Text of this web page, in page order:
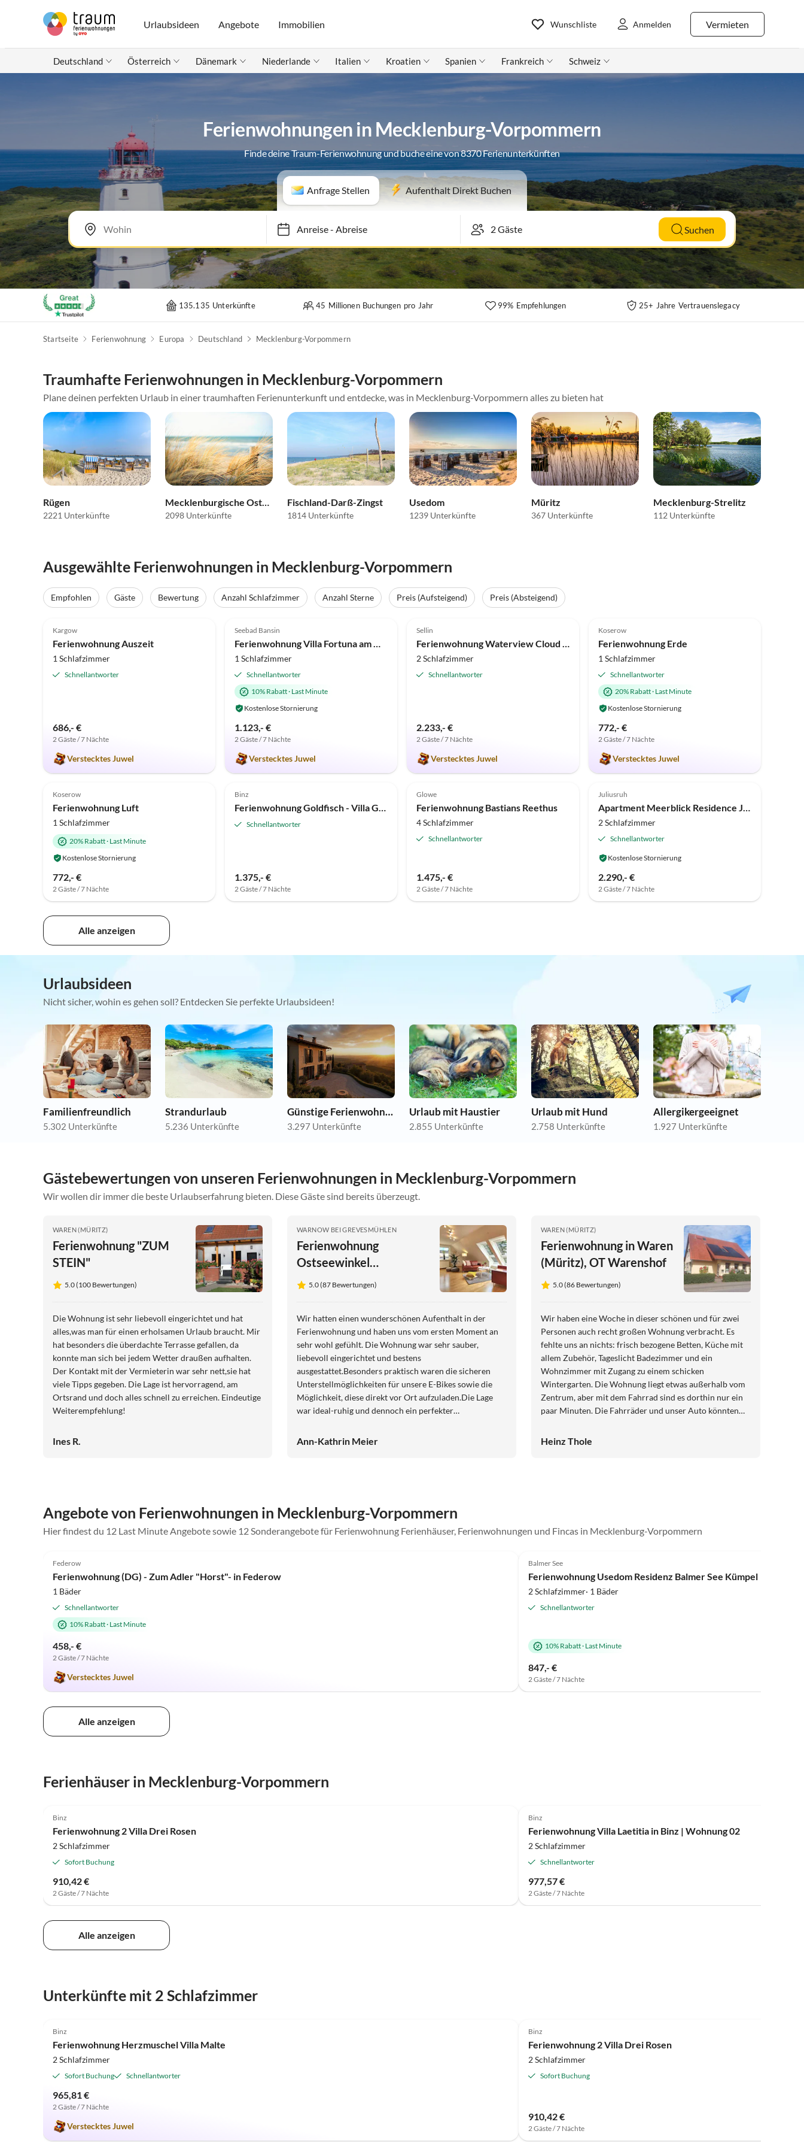
Urlaubsideen Angebote Immobilien Vermieten
Wunschliste Anmelden
Deutschland Österreich Dänemark Niederlande Italien Kroatien Spanien Frankreich Schweiz
Ferienwohnungen in Mecklenburg-Vorpommern
Finde deine Traum-Ferienwohnung und buche eine von 8370 Ferienunterkünften
Anfrage Stellen Aufenthalt Direkt Buchen
Anreise-Abreise Suchen
135.135 Unterkünfte 45 Millionen Buchungen pro Jahr 99% Empfehlungen 25+ Jahre Vertrauenslegacy
Startseite Ferienwohnung Europa Deutschland Mecklenburg-Vorpommern
Traumhafte Ferienwohnungen in Mecklenburg-Vorpommern
Plane deinen perfekten Urlaub in einer traumhaften Ferienunterkunft und entdecke, was in Mecklenburg-Vorpommern alles zu bieten hat
Rügen
2221 Unterkünfte
Mecklenburgische Ostseeküste
2098 Unterkünfte
Fischland-Darß-Zingst
1814 Unterkünfte
Usedom
1239 Unterkünfte
Müritz
367 Unterkünfte
Mecklenburg-Strelitz
112 Unterkünfte
Ausgewählte Ferienwohnungen in Mecklenburg-Vorpommern
Empfohlen Gäste Bewertung Anzahl Schlafzimmer Anzahl Sterne Preis (Aufsteigend) Preis (Absteigend)
Top-Inserat
Kargow
Ferienwohnung Auszeit
1 Schlafzimmer
Schnellantworter
686,- €
2 Gäste / 7 Nächte
Verstecktes Juwel
Top-Inserat
Seebad Bansin
Ferienwohnung Villa Fortuna am Meer, 1. Stock
1 Schlafzimmer
Schnellantworter
10% Rabatt· Last Minute
Kostenlose Stornierung
1.123,- €
2 Gäste / 7 Nächte
Verstecktes Juwel
Top-Inserat
Sellin
Ferienwohnung Waterview Cloud in der Villa Philine
2 Schlafzimmer
Schnellantworter
2.233,- €
2 Gäste / 7 Nächte
Verstecktes Juwel
Koserow
Ferienwohnung Erde
1 Schlafzimmer
Schnellantworter
20% Rabatt· Last Minute
Kostenlose Stornierung
772,- €
2 Gäste / 7 Nächte
Verstecktes Juwel
Top-Inserat
4.8 (8)
Koserow
Ferienwohnung Luft
1 Schlafzimmer
20% Rabatt· Last Minute
Kostenlose Stornierung
772,- €
2 Gäste / 7 Nächte
Top-Inserat
5.0 (5)
Binz
Ferienwohnung Goldfisch - Villa Glückspilz
Schnellantworter
1.375,- €
2 Gäste / 7 Nächte
Top-Inserat
4.5 (3)
Glowe
Ferienwohnung Bastians Reethus
4 Schlafzimmer
Schnellantworter
1.475,- €
2 Gäste / 7 Nächte
Top-Inserat
Juliusruh
Apartment Meerblick Residence Juliusruh
2 Schlafzimmer
Schnellantworter
Kostenlose Stornierung
2.290,- €
2 Gäste / 7 Nächte
Alle anzeigen
Urlaubsideen
Nicht sicher, wohin es gehen soll? Entdecken Sie perfekte Urlaubsideen!
Familienfreundlich
5.302 Unterkünfte
Strandurlaub
5.236 Unterkünfte
Günstige Ferienwohnungen
3.297 Unterkünfte
Urlaub mit Haustier
2.855 Unterkünfte
Urlaub mit Hund
2.758 Unterkünfte
Allergikergeeignet
1.927 Unterkünfte
Gästebewertungen von unseren Ferienwohnungen in Mecklenburg-Vorpommern
Wir wollen dir immer die beste Urlaubserfahrung bieten. Diese Gäste sind bereits überzeugt.
WAREN (MÜRITZ)
Ferienwohnung "ZUM
STEIN"
5.0 (100 Bewertungen)
Die Wohnung ist sehr liebevoll eingerichtet und hat
alles,was man für einen erholsamen Urlaub braucht. Mir
hat besonders die überdachte Terrasse gefallen, da
konnte man sich bei jedem Wetter draußen aufhalten.
Der Kontakt mit der Vermieterin war sehr nett,sie hat
viele Tipps gegeben. Die Lage ist hervorragend, am
Ortsrand und doch alles schnell zu erreichen. Eindeutige
Weiterempfehlung!
Ines R.
WARNOW BEI GREVESMÜHLEN
Ferienwohnung
Ostseewinkel
Gänseblümchen
5.0 (87 Bewertungen)
Wir hatten einen wunderschönen Aufenthalt in der
Ferienwohnung und haben uns vom ersten Moment an
sehr wohl gefühlt. Die Wohnung war sehr sauber,
liebevoll eingerichtet und bestens
ausgestattet.Besonders praktisch waren die sicheren
Unterstellmöglichkeiten für unsere E-Bikes sowie die
Möglichkeit, diese direkt vor Ort aufzuladen.Die Lage
war ideal-ruhig und dennoch ein perfekter
Fahrrad sehr gut und schnell zu erreichen, sodass wir
uneingeschränkt weiterempfehlen!
Ann-Kathrin Meier
WAREN (MÜRITZ)
Ferienwohnung in Waren
(Müritz), OT Warenshof
5.0 (86 Bewertungen)
Wir haben eine Woche in dieser schönen und für zwei
Personen auch recht großen Wohnung verbracht. Es
fehlte uns an nichts: frisch bezogene Betten, Küche mit
allem Zubehör, Tageslicht Badezimmer und ein
Wohnzimmer mit Zugang zu einem schicken
Wintergarten. Die Wohnung liegt etwas außerhalb vom
Zentrum, aber mit dem Fahrrad sind es dorthin nur ein
paar Minuten. Die Fahrräder und unser Auto könnten
an die lieben Vermieter.
Heinz Thole
Angebote von Ferienwohnungen in Mecklenburg-Vorpommern
Hier findest du 12 Last Minute Angebote sowie 12 Sonderangebote für Ferienwohnung Ferienhäuser, Ferienwohnungen und Fincas in Mecklenburg-Vorpommern
Federow
Ferienwohnung (DG) - Zum Adler "Horst"- in Federow
1 Bäder
Schnellantworter
10% Rabatt· Last Minute
458,- €
2 Gäste / 7 Nächte
Verstecktes Juwel
Balmer See
Ferienwohnung Usedom Residenz Balmer See Kümpel
2 Schlafzimmer· 1 Bäder
Schnellantworter
10% Rabatt· Last Minute
847,- €
2 Gäste / 7 Nächte
Alle anzeigen
Ferienhäuser in Mecklenburg-Vorpommern
Binz
Ferienwohnung 2 Villa Drei Rosen
2 Schlafzimmer
Sofort Buchung
910,42 €
2 Gäste / 7 Nächte
Binz
Ferienwohnung Villa Laetitia in Binz | Wohnung 02
2 Schlafzimmer
Schnellantworter
977,57 €
2 Gäste / 7 Nächte
Alle anzeigen
Unterkünfte mit 2 Schlafzimmer
Binz
Ferienwohnung Herzmuschel Villa Malte
2 Schlafzimmer
Sofort Buchung Schnellantworter
965,81 €
2 Gäste / 7 Nächte
Verstecktes Juwel
Binz
Ferienwohnung 2 Villa Drei Rosen
2 Schlafzimmer
Sofort Buchung
910,42 €
2 Gäste / 7 Nächte